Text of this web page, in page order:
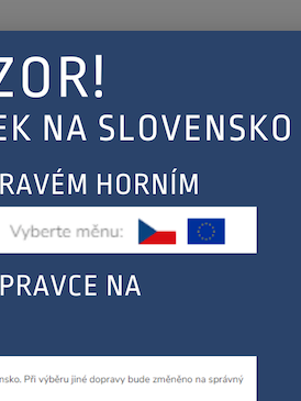
KONTAKT
BOSCH, SIEMENS sporáky, trouby, varné
horní topné